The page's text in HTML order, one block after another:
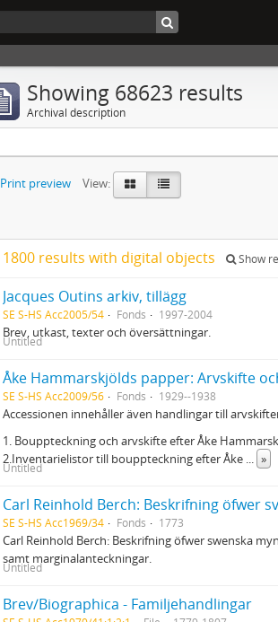
Showing 68623 results
Archival description
Print preview
View:
1800 results with digital objects Show
Jacques Outins arkiv, tillägg
SE S-HS Acc2005/54 Fonds 1997-2004
Brev, utkast, texter och översättningar.
Untitled
Åke Hammarskjölds papper: Arvskifte
SE S-HS Acc2009/56 Fonds 1929--1938
Accessionen innehåller även handlingar till
1. Bouppteckning och arvskifte efter Åke
2.Inventarielistor till bouppteckning efter Åke
»
Untitled
Carl Reinhold Berch: Beskrifning öfwer
SE S-HS Acc1969/34 Fonds 1773
Carl Reinhold Berch: Beskrifning öfwer swenska
samt marginalanteckningar.
Untitled
Brev/Biographica - Familjehandlingar